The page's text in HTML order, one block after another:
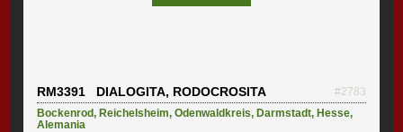
RM3391 DIALOGITA, RODOCROSITA
#2783
Bockenrod,Reichelsheim,Odenwaldkreis,Darmstadt,Hesse,
Alemania